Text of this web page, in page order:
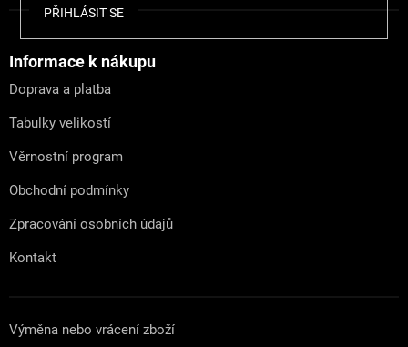
PŘIHLÁSIT SE
Informace k nákupu
Doprava a platba
Tabulky velikostí
Věrnostní program
Obchodní podmínky
Zpracování osobních údajů
Kontakt
Výměna nebo vrácení zboží